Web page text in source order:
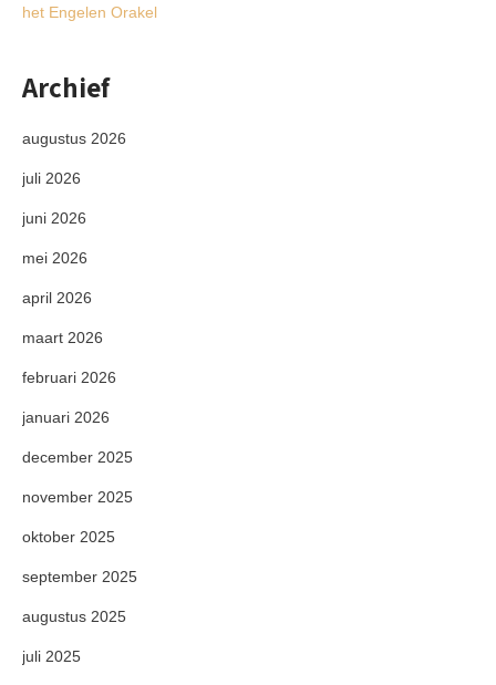
het Engelen Orakel
Archief
augustus 2026
juli 2026
juni 2026
mei 2026
april 2026
maart 2026
februari 2026
januari 2026
december 2025
november 2025
oktober 2025
september 2025
augustus 2025
juli 2025